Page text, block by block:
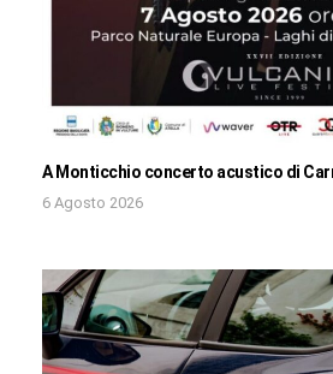
A Monticchio concerto acustico di
6 Agosto 2026